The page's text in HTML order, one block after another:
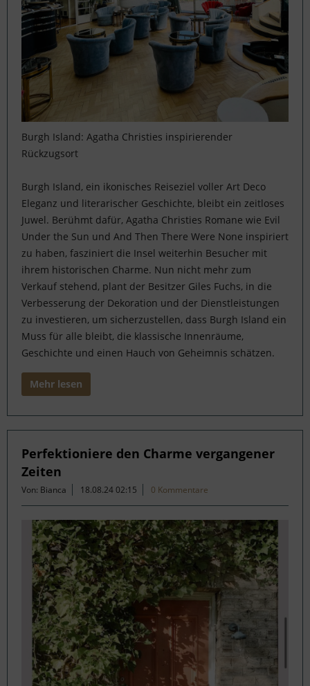
Burgh Island: Agatha Christies inspirierender
Rückzugsort
Burgh Island, ein ikonisches Reiseziel voller Art Deco
Eleganz und literarischer Geschichte, bleibt ein zeitloses
Juwel. Berühmt dafür, Agatha Christies Romane wie Evil
Under the Sun und And Then There Were None inspiriert
zu haben, fasziniert die Insel weiterhin Besucher mit
ihrem historischen Charme. Nun nicht mehr zum
Verkauf stehend, plant der Besitzer Giles Fuchs, in die
Verbesserung der Dekoration und der Dienstleistungen
zu investieren, um sicherzustellen, dass Burgh Island ein
Muss für alle bleibt, die klassische Innenräume,
Geschichte und einen Hauch von Geheimnis schätzen.
Mehr lesen
Perfektioniere den Charme vergangener
Zeiten
Von: Bianca 18.08.24 02:15 0 Kommentare